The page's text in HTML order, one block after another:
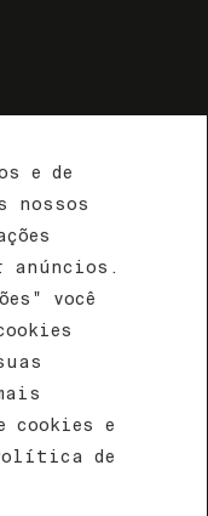
Aires,
e de
nossos
você
cookies e
de